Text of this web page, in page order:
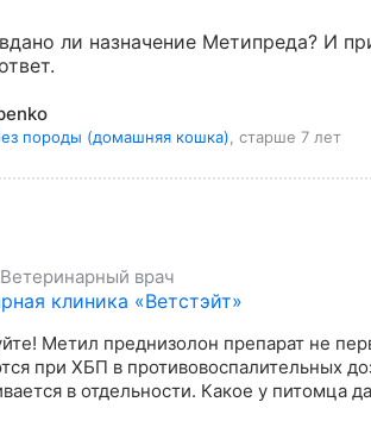
ли назначение Метипреда? И
породы (домашняя кошка) , старше 7 лет
Ветеринарный врач
клиника «Ветстэйт»
Метил преднизолон препарат не
при ХБП в противовоспалительных
в отдельности. Какое у питомца